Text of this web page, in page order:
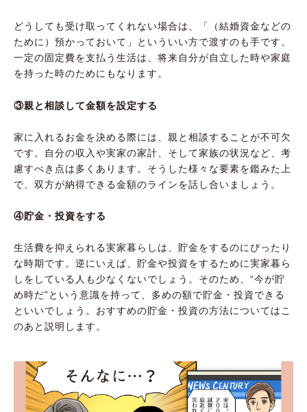
どうしても受け取ってくれない場合は、「（結婚資金などの
ために）預かっておいて」といういい方で渡すのも手です。
一定の固定費を支払う生活は、将来自分が自立した時や家庭
を持った時のためにもなります。
③親と相談して金額を設定する
家に入れるお金を決める際には、親と相談することが不可欠
です。自分の収入や実家の家計、そして家族の状況など、考
慮すべき点は多くあります。そうした様々な要素を鑑みた上
で、双方が納得できる金額のラインを話し合いましょう。
④貯金・投資をする
生活費を抑えられる実家暮らしは、貯金をするのにぴったり
な時期です。逆にいえば、貯金や投資をするために実家暮ら
しをしている人も少なくないでしょう。そのため、“今が貯
め時だ”という意識を持って、多めの額で貯金・投資できる
といいでしょう。おすすめの貯金・投資の方法についてはこ
のあと説明します。